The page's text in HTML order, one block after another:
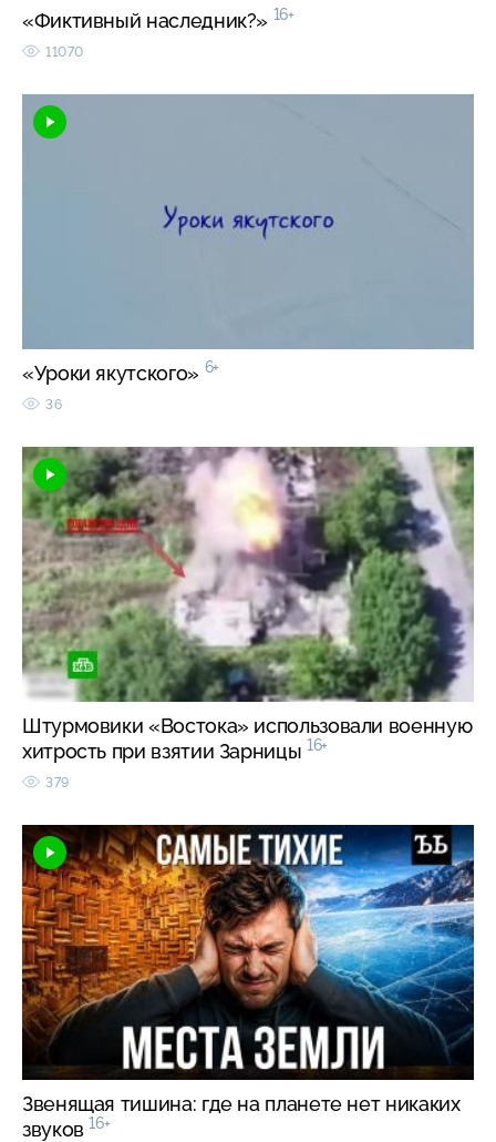
«Фиктивный наследник?» 16+
11070
«Уроки якутского» 6+
36
Штурмовики «Востока» использовали военную
хитрость при взятии Зарницы 16+
379
Звенящая тишина: где на планете нет никаких
звуков 16+